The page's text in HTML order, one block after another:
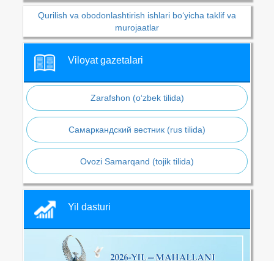
Qurilish va obodonlashtirish ishlari bo‘yicha taklif va
murojaatlar
Viloyat gazetalari
Zarafshon (o‘zbek tilida)
Самаркандский вестник (rus tilida)
Ovozi Samarqand (tojik tilida)
Yil dasturi